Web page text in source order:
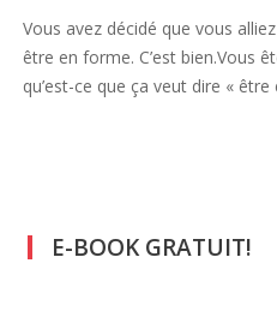
Vous avez décidé que vous
être en forme. C’est bien.Vous
qu’est-ce que ça veut dire «
E-BOOK GRATUIT!